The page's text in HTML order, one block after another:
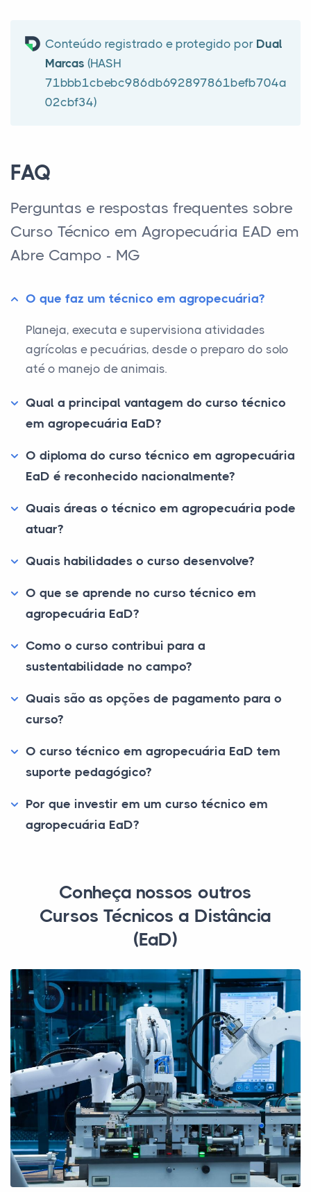
Conteúdo registrado e protegido por Dual
Marcas (HASH
71bbb1cbebc986db692897861befb704a
02cbf34)
FAQ
Perguntas e respostas frequentes sobre
Curso Técnico em Agropecuária EAD em
Abre Campo - MG
O que faz um técnico em agropecuária?
Planeja, executa e supervisiona atividades
agrícolas e pecuárias, desde o preparo do solo
até o manejo de animais.
Qual a principal vantagem do curso técnico
em agropecuária EaD?
O diploma do curso técnico em agropecuária
EaD é reconhecido nacionalmente?
Quais áreas o técnico em agropecuária pode
atuar?
Quais habilidades o curso desenvolve?
O que se aprende no curso técnico em
agropecuária EaD?
Como o curso contribui para a
sustentabilidade no campo?
Quais são as opções de pagamento para o
curso?
O curso técnico em agropecuária EaD tem
suporte pedagógico?
Por que investir em um curso técnico em
agropecuária EaD?
Conheça nossos outros
Cursos Técnicos a Distância
(EaD)